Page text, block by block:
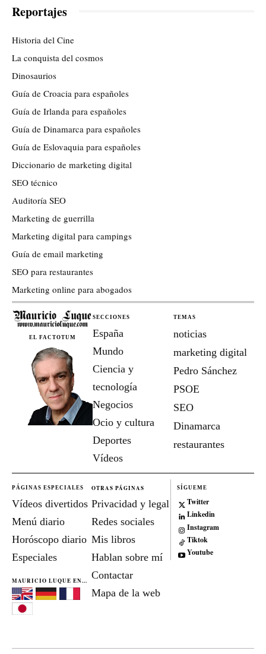
Reportajes
Historia del Cine
La conquista del cosmos
Dinosaurios
Guía de Croacia para españoles
Guía de Irlanda para españoles
Guía de Dinamarca para españoles
Guía de Eslovaquia para españoles
Diccionario de marketing digital
SEO técnico
Auditoría SEO
Marketing de guerrilla
Marketing digital para campings
Guía de email marketing
SEO para restaurantes
Marketing online para abogados
EL FACTOTUM
SECCIONES
España
Mundo
Ciencia y
tecnología
Negocios
Ocio y cultura
Deportes
Vídeos
TEMAS
noticias
marketing digital
Pedro Sánchez
PSOE
SEO
Dinamarca
restaurantes
PÁGINAS ESPECIALES
Vídeos divertidos
Menú diario
Horóscopo diario
Especiales
MAURICIO LUQUE EN...
OTRAS PÁGINAS
Privacidad y legal
Redes sociales
Mis libros
Hablan sobre mí
Contactar
Mapa de la web
SÍGUEME
Twitter
Linkedin
Instagram
Tiktok
Youtube